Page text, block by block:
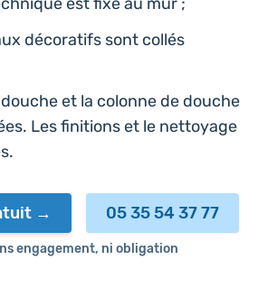
déco­ra­tifs sont collés
et la colonne de douche
Les fini­tions et le net­toyage
05 35 54 37 77
engagement, ni obligation